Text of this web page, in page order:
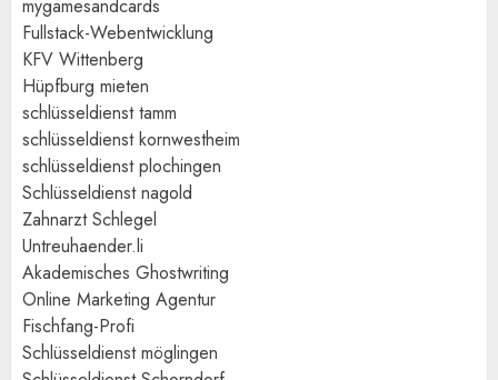
mygamesandcards
Fullstack-Webentwicklung
KFV Wittenberg
Hüpfburg mieten
schlüsseldienst tamm
schlüsseldienst kornwestheim
schlüsseldienst plochingen
Schlüsseldienst nagold
Zahnarzt Schlegel
Untreuhaender.li
Akademisches Ghostwriting
Online Marketing Agentur
Fischfang-Profi
Schlüsseldienst möglingen